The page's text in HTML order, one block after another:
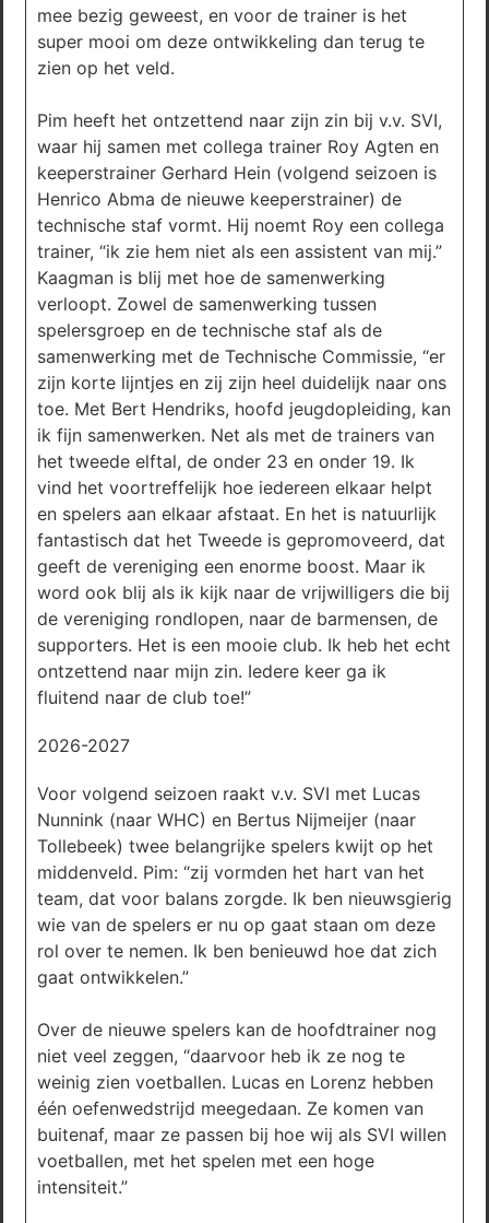
mee bezig geweest, en voor de trainer is het
super mooi om deze ontwikkeling dan terug te
zien op het veld.
Pim heeft het ontzettend naar zijn zin bij v.v. SVI,
waar hij samen met collega trainer Roy Agten en
keeperstrainer Gerhard Hein (volgend seizoen is
Henrico Abma de nieuwe keeperstrainer) de
technische staf vormt. Hij noemt Roy een collega
trainer, “ik zie hem niet als een assistent van mij.”
Kaagman is blij met hoe de samenwerking
verloopt. Zowel de samenwerking tussen
spelersgroep en de technische staf als de
samenwerking met de Technische Commissie, “er
zijn korte lijntjes en zij zijn heel duidelijk naar ons
toe. Met Bert Hendriks, hoofd jeugdopleiding, kan
ik fijn samenwerken. Net als met de trainers van
het tweede elftal, de onder 23 en onder 19. Ik
vind het voortreffelijk hoe iedereen elkaar helpt
en spelers aan elkaar afstaat. En het is natuurlijk
fantastisch dat het Tweede is gepromoveerd, dat
geeft de vereniging een enorme boost. Maar ik
word ook blij als ik kijk naar de vrijwilligers die bij
de vereniging rondlopen, naar de barmensen, de
supporters. Het is een mooie club. Ik heb het echt
ontzettend naar mijn zin. Iedere keer ga ik
fluitend naar de club toe!”
2026-2027
Voor volgend seizoen raakt v.v. SVI met Lucas
Nunnink (naar WHC) en Bertus Nijmeijer (naar
Tollebeek) twee belangrijke spelers kwijt op het
middenveld. Pim: “zij vormden het hart van het
team, dat voor balans zorgde. Ik ben nieuwsgierig
wie van de spelers er nu op gaat staan om deze
rol over te nemen. Ik ben benieuwd hoe dat zich
gaat ontwikkelen.”
Over de nieuwe spelers kan de hoofdtrainer nog
niet veel zeggen, “daarvoor heb ik ze nog te
weinig zien voetballen. Lucas en Lorenz hebben
één oefenwedstrijd meegedaan. Ze komen van
buitenaf, maar ze passen bij hoe wij als SVI willen
voetballen, met het spelen met een hoge
intensiteit.”